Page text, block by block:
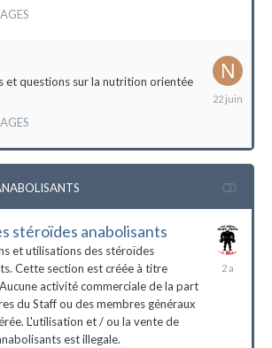
et questions sur la nutrition orientée
22
stéroïdes anabolisants
et utilisations des stéroïdes
Cette section est créée à titre
activité commerciale de la part
du Staff ou des membres généraux
L'utilisation et / ou la vente de
est illegale.
26